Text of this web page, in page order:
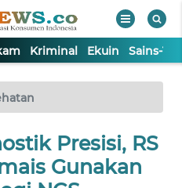
Kriminal Ekuin Sains-
Presisi, RS
Gunakan